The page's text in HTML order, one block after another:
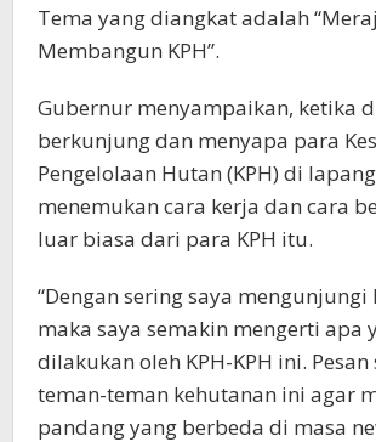
Tema yang diangkat adalah
Membangun KPH”.
Gubernur menyampaikan, ketika
berkunjung dan menyapa para
Pengelolaan Hutan (KPH) di
menemukan cara kerja dan cara
luar biasa dari para KPH itu.
“Dengan sering saya mengunjungi
maka saya semakin mengerti apa
dilakukan oleh KPH-KPH ini.
teman-teman kehutanan ini agar
pandang yang berbeda di masa